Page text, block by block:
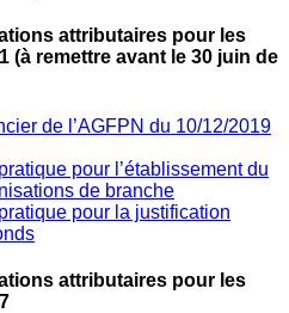
attributaires pour les
(à remettre avant le 30 juin de
de l’AGFPN du 10/12/2019
pour l’établissement du
de branche
pour la justification
attributaires pour les